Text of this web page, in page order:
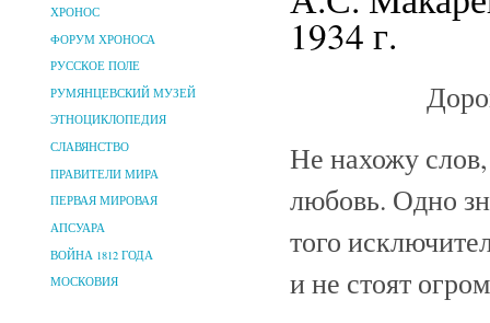
ХРОНОС
ФОРУМ ХРОНОСА
РУССКОЕ ПОЛЕ
РУМЯНЦЕВСКИЙ МУЗЕЙ
ЭТНОЦИКЛОПЕДИЯ
СЛАВЯНСТВО
ПРАВИТЕЛИ МИРА
ПЕРВАЯ МИРОВАЯ
АПСУАРА
ВОЙНА 1812 ГОДА
МОСКОВИЯ
1934 г.
Не нахожу
любовь. Одно
того
и не стоят